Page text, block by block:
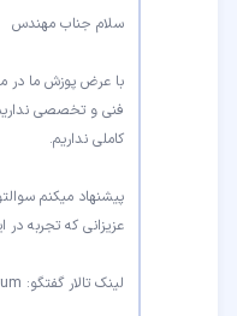
با عرض پوزش ما در
فنی و تخصصی نداریم
پیشنهاد میکنم
لینک تالار گفتگو: https://namatek.com/forum/